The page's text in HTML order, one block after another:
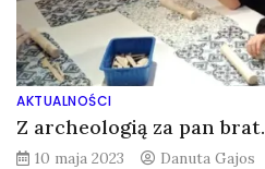
AKTUALNOŚCI
Z archeologią za pan brat.
10 maja 2023 Danuta Gajos